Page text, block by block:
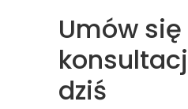
Umów się
dziś